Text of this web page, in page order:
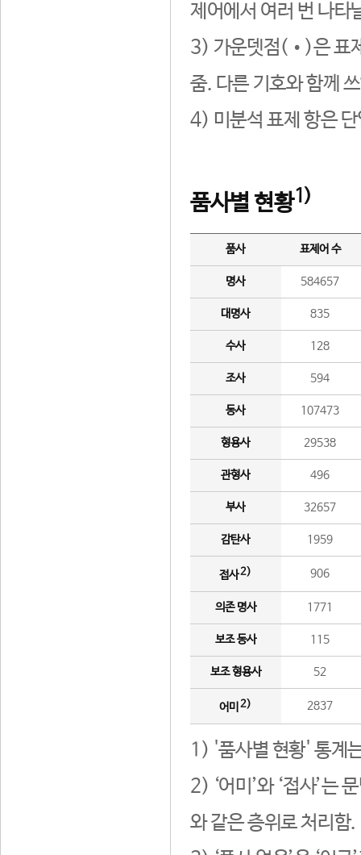
제어에서 여러 번 나타
3) 가운뎃점(•)은 표
줌. 다른 기호와 함께
4) 미분석 표제 항은
품사별 현황1)
품사 표제어 수
명사 584657
대명사 835
수사 128
조사 594
동사 107473
형용사 29538
관형사 496
부사 32657
감탄사 1959
접사2) 906
의존 명사 1771
보조 동사 115
보조 형용사 52
어미 2) 2837
1) '품사별 현황' 통계
2) ‘어미’와 ‘접사’는
와 같은 층위로 처리함.